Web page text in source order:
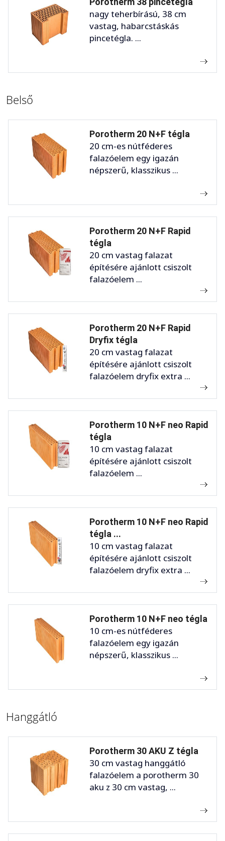
nagy teherbírású, 38 cm
vastag, habarcstáskás
pincetégla. ...
Belső
Porotherm 20 N+F tégla
20 cm-es nútféderes
falazóelem egy igazán
népszerű, klasszikus ...
Porotherm 20 N+F Rapid
tégla
20 cm vastag falazat
építésére ajánlott csiszolt
falazóelem ...
Porotherm 20 N+F Rapid
Dryfix tégla
20 cm vastag falazat
építésére ajánlott csiszolt
falazóelem dryfix extra ...
Porotherm 10 N+F neo Rapid
tégla
10 cm vastag falazat
építésére ajánlott csiszolt
falazóelem ...
Porotherm 10 N+F neo Rapid
tégla ...
10 cm vastag falazat
építésére ajánlott csiszolt
falazóelem dryfix extra ...
Porotherm 10 N+F neo tégla
10 cm-es nútféderes
falazóelem egy igazán
népszerű, klasszikus ...
Hanggátló
Porotherm 30 AKU Z tégla
30 cm vastag hanggátló
falazóelem a porotherm 30
aku z 30 cm vastag, ...